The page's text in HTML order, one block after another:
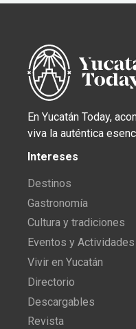
En Yucatán Today,
viva la auténtica
Intereses
Destinos
Gastronomía
Cultura y tradiciones
Eventos y Actividades
Vivir en Yucatán
Directorio
Descargables
Revista